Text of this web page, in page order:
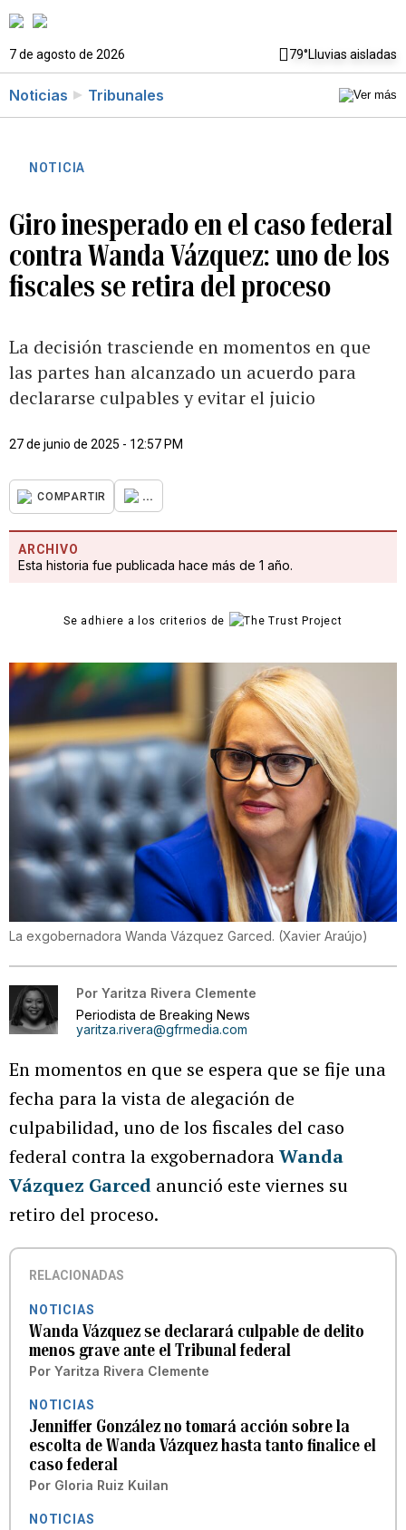
7 de agosto de 2026 79°Lluvias aisladas
Noticias Tribunales
NOTICIA
Giro inesperado en el caso federal
contra Wanda Vázquez: uno de los
fiscales se retira del proceso
La decisión trasciende en momentos en que
las partes han alcanzado un acuerdo para
declararse culpables y evitar el juicio
27 de junio de 2025 - 12:57 PM
COMPARTIR ...
ARCHIVO
Esta historia fue publicada hace más de 1 año.
Se adhiere a los criterios de
La exgobernadora Wanda Vázquez Garced. (Xavier Araújo)
Por Yaritza Rivera Clemente
Periodista de Breaking News
yaritza.rivera@gfrmedia.com
En momentos en que se espera que se fije una
fecha para la vista de alegación de
culpabilidad, uno de los fiscales del caso
federal contra la exgobernadoraWanda
Vázquez Garced anunció este viernes su
retiro del proceso.
RELACIONADAS
NOTICIAS
Wanda Vázquez se declarará culpable de delito
menos grave ante el Tribunal federal
Por Yaritza Rivera Clemente
NOTICIAS
Jenniffer González no tomará acción sobre la
escolta de Wanda Vázquez hasta tanto finalice el
caso federal
Por Gloria Ruiz Kuilan
NOTICIAS